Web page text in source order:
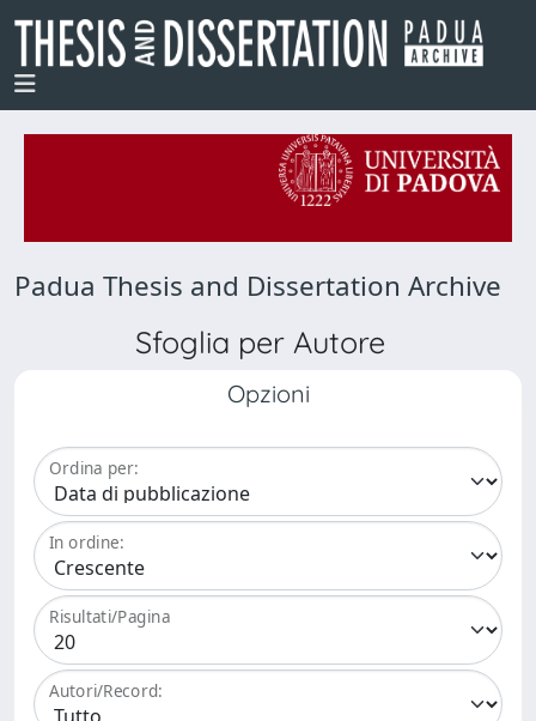
Padua Thesis and Dissertation Archive
Sfoglia per Autore
Opzioni
Ordina per:
In ordine:
Risultati/Pagina
Autori/Record: